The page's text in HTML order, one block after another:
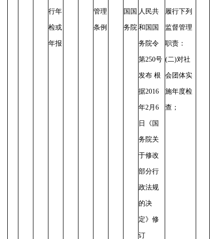
行年
检或
年报
管理
条例
国国
务院
人民共
和国国
务院令
第250号
发布 根
据2016
年2月6
日《国
务院关
于修改
部分行
政法规
的决
定》修
订
履行下列
监督管理
职责：
(二)对社
会团体实
施年度检
查；